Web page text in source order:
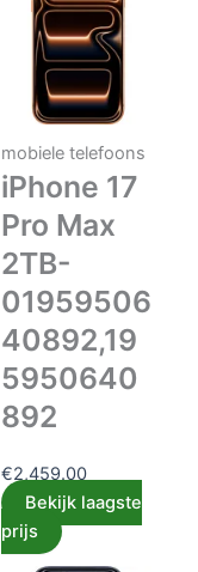
mobiele telefoons
iPhone 17
Pro Max
2TB-
01959506
40892,19
5950640
892
€2,459.00
Bekijk laagste
prijs